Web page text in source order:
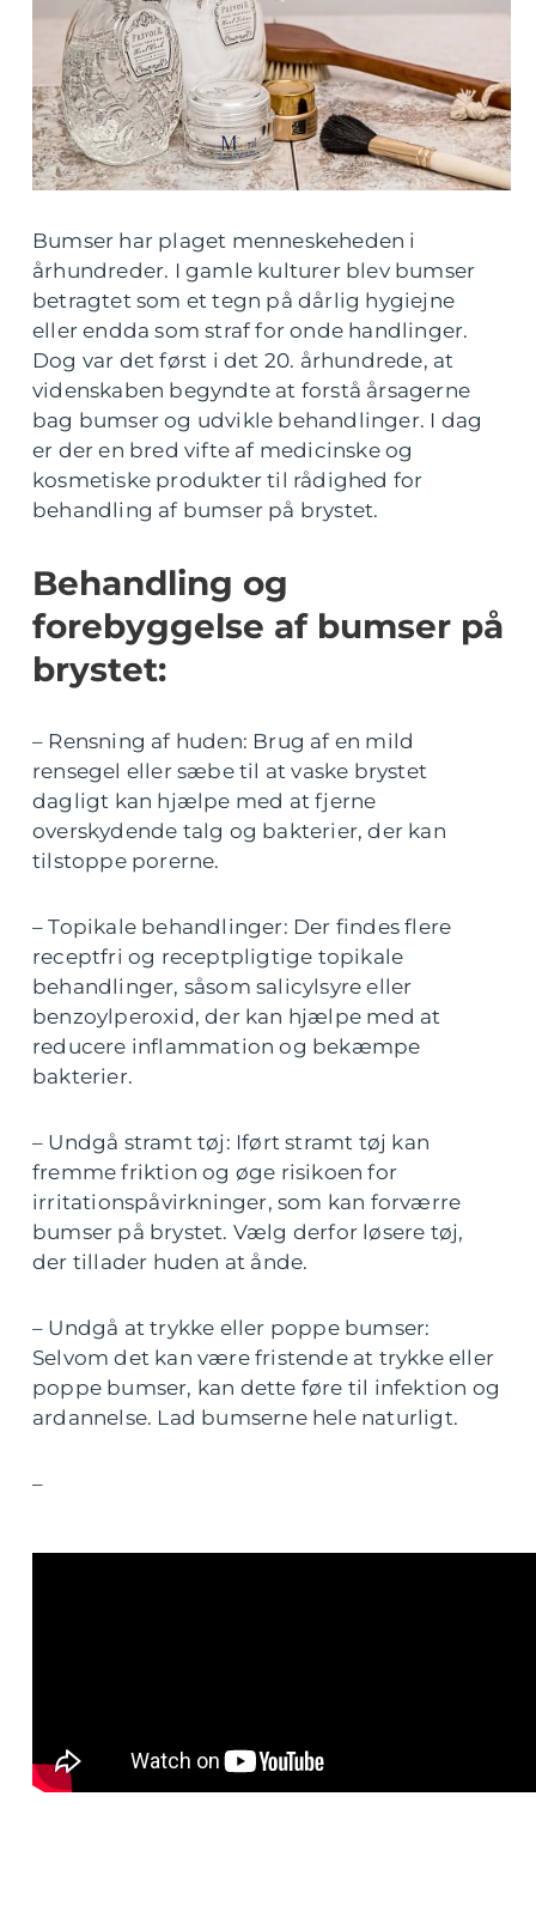
Bumser har plaget menneskeheden i
århundreder. I gamle kulturer blev bumser
betragtet som et tegn på dårlig hygiejne
eller endda som straf for onde handlinger.
Dog var det først i det 20. århundrede, at
videnskaben begyndte at forstå årsagerne
bag bumser og udvikle behandlinger. I dag
er der en bred vifte af medicinske og
kosmetiske produkter til rådighed for
behandling af bumser på brystet.
Behandling og
forebyggelse af bumser på
brystet:
– Rensning af huden: Brug af en mild
rensegel eller sæbe til at vaske brystet
dagligt kan hjælpe med at fjerne
overskydende talg og bakterier, der kan
tilstoppe porerne.
– Topikale behandlinger: Der findes flere
receptfri og receptpligtige topikale
behandlinger, såsom salicylsyre eller
benzoylperoxid, der kan hjælpe med at
reducere inflammation og bekæmpe
bakterier.
– Undgå stramt tøj: Iført stramt tøj kan
fremme friktion og øge risikoen for
irritationspåvirkninger, som kan forværre
bumser på brystet. Vælg derfor løsere tøj,
der tillader huden at ånde.
– Undgå at trykke eller poppe bumser:
Selvom det kan være fristende at trykke eller
poppe bumser, kan dette føre til infektion og
ardannelse. Lad bumserne hele naturligt.
–